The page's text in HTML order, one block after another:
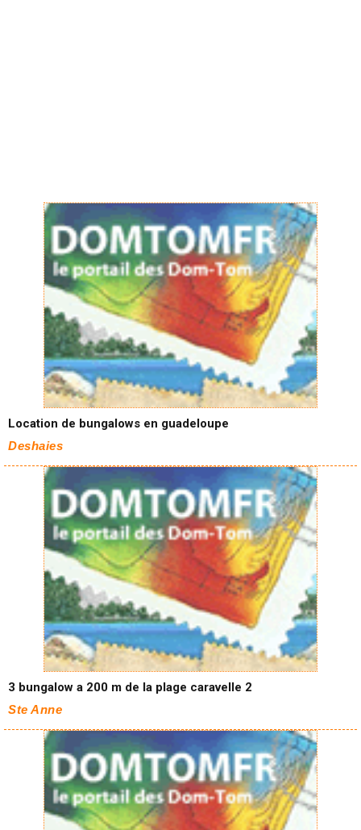
Location de bungalows en guadeloupe
Deshaies
3 bungalow a 200 m de la plage caravelle 2
Ste Anne